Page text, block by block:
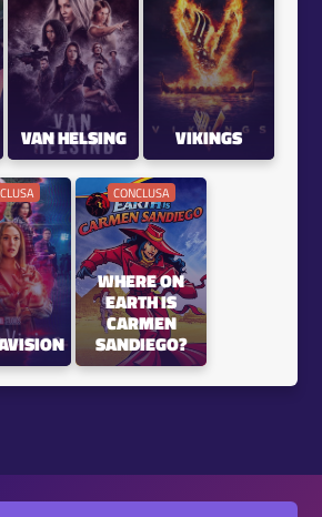
VAN HELSING VIKINGS
CONCLUSA
WHERE ON
EARTH IS
CARMEN
SANDIEGO?